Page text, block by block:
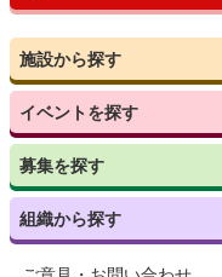
施設から探す
イベントを探す
募集を探す
組織から探す